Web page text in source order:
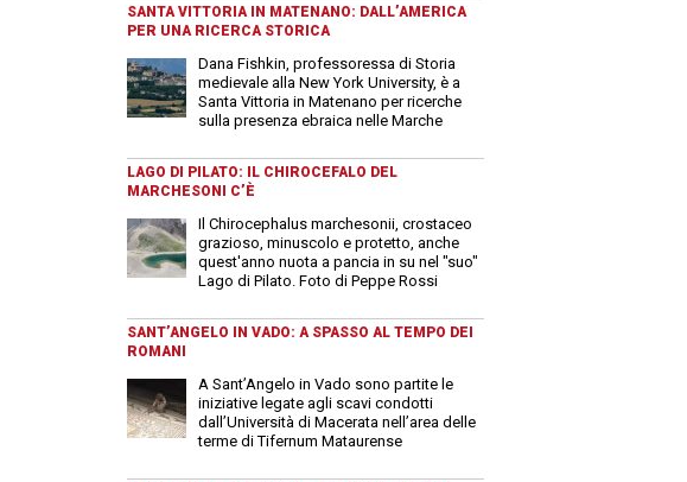
SANTA VITTORIA IN MATENANO: DALL’AMERICA
PER UNA RICERCA STORICA
Dana Fishkin, professoressa di Storia
medievale alla New York University, è a
Santa Vittoria in Matenano per ricerche
sulla presenza ebraica nelle Marche
LAGO DI PILATO: IL CHIROCEFALO DEL
MARCHESONI C’È
Il Chirocephalus marchesonii, crostaceo
grazioso, minuscolo e protetto, anche
quest'anno nuota a pancia in su nel "suo"
Lago di Pilato. Foto di Peppe Rossi
SANT’ANGELO IN VADO: A SPASSO AL TEMPO DEI
ROMANI
A Sant’Angelo in Vado sono partite le
iniziative legate agli scavi condotti
dall’Università di Macerata nell’area delle
terme di Tifernum Mataurense